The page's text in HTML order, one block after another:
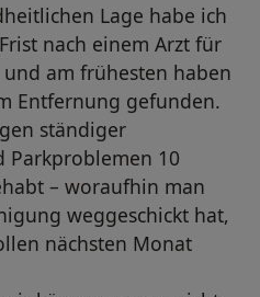
Lage habe ich
nach einem Arzt für
am frühesten haben
Entfernung gefunden.
ständiger
Parkproblemen 10
– woraufhin man
weggeschickt hat,
nächsten Monat